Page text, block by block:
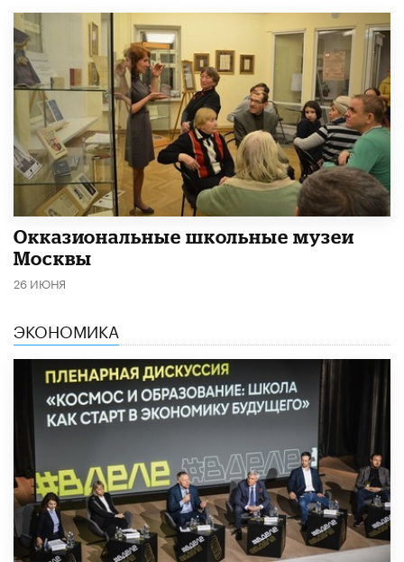
​Окказиональные школьные музеи
Москвы
26 ИЮНЯ
ЭКОНОМИКА